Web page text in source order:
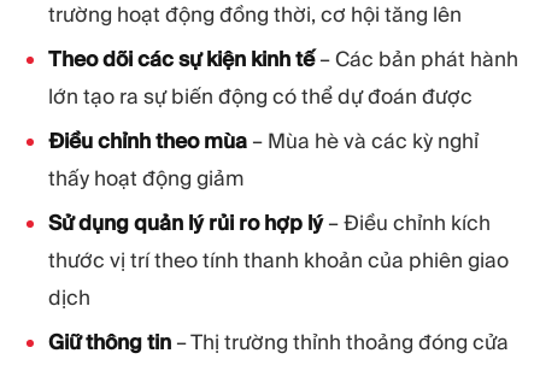
trường hoạt động đồng thời, cơ hội tăng lên
Theo dõi các sự kiện kinh tế– Các bản phát hành
lớn tạo ra sự biến động có thể dự đoán được
Điều chỉnh theo mùa – Mùa hè và các kỳ nghỉ
thấy hoạt động giảm
Sử dụng quản lý rủi ro hợp lý– Điều chỉnh kích
thước vị trí theo tính thanh khoản của phiên giao
dịch
Giữ thông tin – Thị trường thỉnh thoảng đóng cửa